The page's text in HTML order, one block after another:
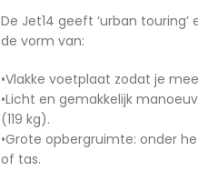
De Jet14 geeft ‘urban
de vorm van:
•Vlakke voetplaat zodat je
•Licht en gemakkelijk
(119 kg).
•Grote opbergruimte: onder
of tas.